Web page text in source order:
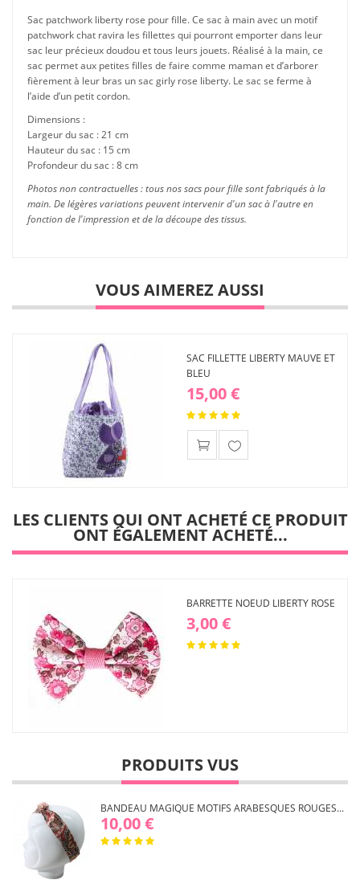
Sac patchwork liberty rose pour fille. Ce sac à main avec un motif
patchwork chat ravira les fillettes qui pourront emporter dans leur
sac leur précieux doudou et tous leurs jouets. Réalisé à la main, ce
sac permet aux petites filles de faire comme maman et d’arborer
fièrement à leur bras un sac girly rose liberty. Le sac se ferme à
l’aide d’un petit cordon.
Dimensions :
Largeur du sac : 21 cm
Hauteur du sac : 15 cm
Profondeur du sac : 8 cm
Photos non contractuelles : tous nos sacs pour fille sont fabriqués à la
main. De légères variations peuvent intervenir d'un sac à l'autre en
fonction de l'impression et de la découpe des tissus.
VOUS AIMEREZ AUSSI
SAC FILLETTE LIBERTY MAUVE ET
BLEU
15,00 €
d'envies
LES CLIENTS QUI ONT ACHETÉ CE PRODUIT
ONT ÉGALEMENT ACHETÉ...
BARRETTE NOEUD LIBERTY ROSE
3,00 €
PRODUITS VUS
BANDEAU MAGIQUE MOTIFS ARABESQUES ROUGES...
10,00 €